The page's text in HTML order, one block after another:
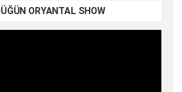
ORYANTAL SHOW